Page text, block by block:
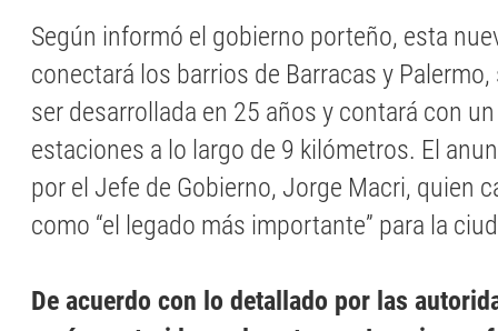
Según informó el gobierno porteño, esta
conectará los barrios de Barracas y
ser desarrollada en 25 años y contará con
estaciones a lo largo de 9 kilómetros. El
por el Jefe de Gobierno, Jorge Macri, quien
como “el legado más importante” para la
De acuerdo con lo detallado por las